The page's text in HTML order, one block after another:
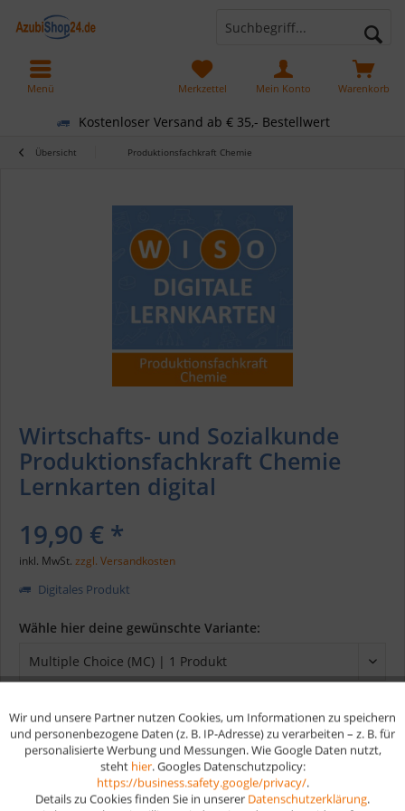
Kostenloser Versand ab € 35,- Bestellwert
Warenkorb
Merkzettel Mein Konto
Menü
Übersicht Produktionsfachkraft Chemie
Wirtschafts- und Sozialkunde
Produktionsfachkraft Chemie
Lernkarten digital
19,90 € *
inkl. MwSt. zzgl. Versandkosten
Digitales Produkt
Wähle hier deine gewünschte Variante:
In denWarenkorb
Funktionale Aktiv
Aktiv
Wir und unsere Partner nutzen Cookies, um Informationen zu speichern
und personenbezogene Daten (z. B. IP-Adresse) zu verarbeiten – z. B. für
personalisierte Werbung und Messungen. Wie Google Daten nutzt,
steht hier. Googles Datenschutzpolicy:
https://business.safety.google/privacy/.
Details zu Cookies finden Sie in unserer Datenschutzerklärung.